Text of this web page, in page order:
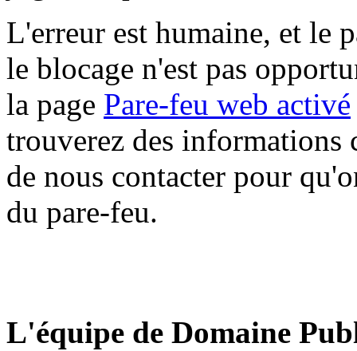
L'erreur est humaine, et le
le blocage n'est pas
la page Pare-feu web activé
trouverez des informations
de nous contacter pour
du pare-feu.
L'équipe de Domaine